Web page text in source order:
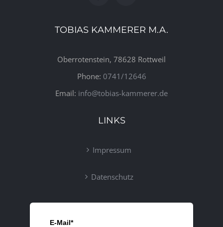
TOBIAS KAMMERER M.A.
Oberrotenstein, 78628 Rottweil
Phone: 0741/12646
Email: info@tobias-kammerer.de
LINKS
Impressum
Datenschutz
E-Mail*